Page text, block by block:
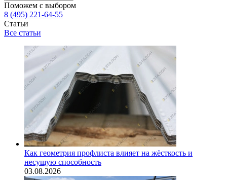
Поможем с выбором
8 (495) 221-64-55
Статьи
Все статьи
Как геометрия профлиста влияет на жёсткость и
несущую способность
03.08.2026